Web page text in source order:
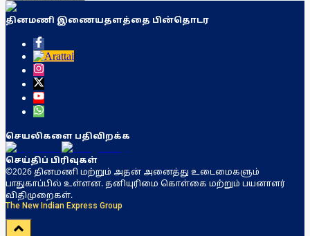
தினமணி இணையதளத்தை பின்தொடர
செயலிகளை பதிவிறக்க
செய்திப் பிரிவுகள்
©2026 தினமணி மற்றும் அதன் அனைத்து உடைமைகளும்
பாதுகாப்பில் உள்ளன. தனியுரிமை கொள்கை மற்றும் பயனாளர்
விதிமுறைகள்.
The New Indian Express Group